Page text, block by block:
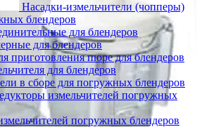
Насадки-измельчители (чопперы)
блендеров
для блендеров
для блендеров
приготовления пюре для блендеров
для блендеров
в сборе для погружных блендеров
измельчителей погружных
погружных блендеров